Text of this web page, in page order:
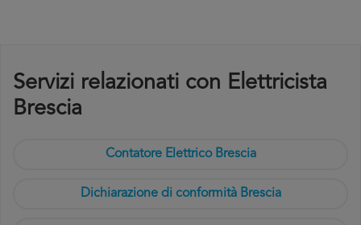
Servizi relazionati con Elettricista
Brescia
Contatore Elettrico Brescia
Dichiarazione di conformità Brescia